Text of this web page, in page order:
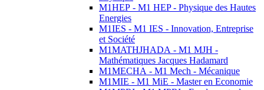
M1HEP - M1 HEP - Physique des Hautes
Energies
M1IES - M1 IES - Innovation, Entreprise
et Société
M1MATHJHADA - M1 MJH -
Mathématiques Jacques Hadamard
M1MECHA - M1 Mech - Mécanique
M1MIE - M1 MiE - Master en Economie